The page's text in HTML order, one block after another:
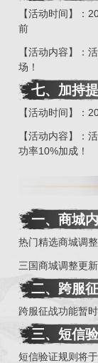
【活动时间】
前
【活动内容】：
场！
七、加持
【活动时间】
【活动内容】：
功率10%加成！
一、商城
热门精选商城调
三国商城调整更新
二、 跨服
跨服征战功能暂
三、短信
短信验证规则将